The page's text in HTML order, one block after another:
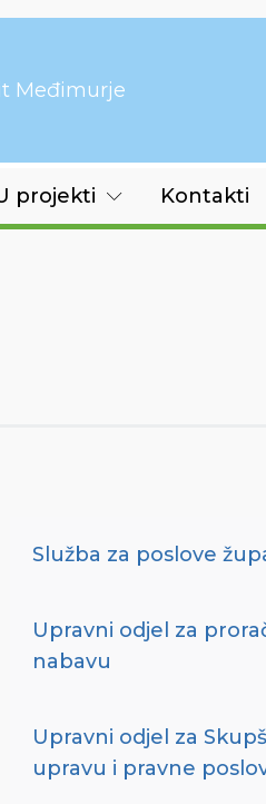
Međimurje
projekti Kontakti
Služba za poslove
Upravni odjel za
nabavu
Upravni odjel za
upravu i pravne